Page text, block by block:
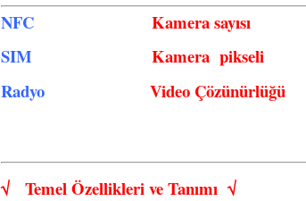
NFC Kamera sayısı
SIM
Kamera pikseli
Radyo
Video Çözünürlüğü
√ Temel Özellikleri veTanımı √